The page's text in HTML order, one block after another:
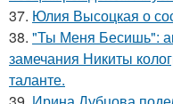
37. Юлия Высоцкая о
38. "Ты Меня Бесишь":
замечания Никиты
таланте.